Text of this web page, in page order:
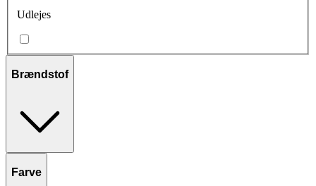
Udlejes
Brændstof
Farve